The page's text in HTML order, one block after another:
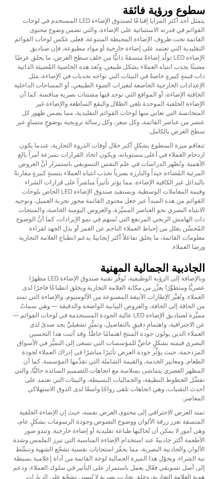
سطوع ورؤية فائقة
يتمثل أحد أكثر المزايا إقناعًا لصندوق الإضاءة LED المستخدم في لوحات
القوائم في قدرته الاستثنائية على الإضاءة، والتي تضمن وضوح محتوى
القائمة تحت ظروف الإضاءة المحيطة المتنوعة. فعلى عكس لوحات القوائم
التقليدية التي تعتمد على إضاءة خارجية أو مواد مطبوعة، فإن صناديق
الإضاءة LED تولّد إضاءةً متسقةً ذاتيًّا من خلف سطح العرض، ما يخلق عرضًا
مضيئًا يجذب انتباه العملاء بشكل طبيعي. وتُعد هذه الخاصية المُضيئة الذاتية
ذات قيمةٍ كبيرةٍ خاصةً في البيئات التي تواجه تحديات في الإضاءة، مثل
الإعدادات الخارجية الخاضعة لتغيرات الضوء الطبيعي، أو المساحات الداخلية
الخافتة الإضاءة، أو المواقع التي توجد فيها مشتتات بصرية منافسة. كما أن
الإضاءة الخلفية الموحدة تلغي الظلال والبقع الساطعة والإضاءة غير
المتجانسة التي تعاني منها لوحات القوائم التقليدية، مما يضمن ظهور كل
عنصر من عناصر القائمة، وكل سعر، وكل رسالة ترويجية بوضوحٍ متساوٍ عبر
سطح العرض بالكامل.
تتفاقم ميزة السطوع بشكلٍ أكبر خلال أوقات الذروة التجارية، عندما يكون
ازدحام العملاء في أعلى مستوياته، ويكون اتخاذ القرارات بسرعة أمراً بالغ
الأهمية. وتُظهر الدراسات في علم النفس التسويقي باستمرار أنَّ العروض
المرئية المُضاءة جيداً والبارزة بصرياً تجذب انتباه العملاء بنسبةٍ كبيرةٍ مقارنةً
بالبدائل غير الكافية الإضاءة، مما يؤثر تأثيراً مباشراً على قرارات الشراء
وقيمة المعاملات الوسطية. ويستفيد صندوق الإضاءة LED الخاص بلوحات
القوائم من هذه المبدأ عبر جعل محتوى القائمة محور تجربة العميل، وتوجيه
الانتباه البصري نحو العناصر المميَّزة، والعروض اليومية الخاصة، والمنتجات
ذات الهامش الربحي المرتفع التي تُسهم في نمو الإيرادات. كما أنَّ الوضوح
المُحسَّن يقلل من إحباط العملاء الناجم عن الغمز أو بذل الجهد لقراءة
معلومات القائمة، ما يخلق تفاعلاً أكثر إيجابيةً يدعم انطباع العلامة التجارية
ورضا العملاء.
الجاذبية الجمالية المهنية
وبالإضافة إلى الرؤية الوظيفية، تُوفِّر تقنية صندوق الإضاءة LED مظهرًا
عصريًّا ومتطوِّرًا يعزِّز من مكانة العلامة التجارية ويخلق انطباعًا فاخرًا لدى
العملاء. وتُعبِّر الإطارات الأنيقة المصنوعة من الألومنيوم، والإضاءة التي تمتد
من الحافة إلى الحافة، والعروض البيانية الواضحة والدقيقة — وهي سماتٌ
مميِّزة لصناديق الإضاءة LED عالية الجودة المستخدمة في لوحات القوائم —
عن الاحترافية، واهتمامٍ دقيقٍ بالتفاصيل، وتميُّزٍ تشغيليٍّ يجد صدىً لدى
العملاء الذين يولون جودة المنتج اهتمامًا خاصًّا. وقد أثبت هذا التحسين
البصري قيمته بشكلٍ خاصٍّ للمؤسسات التي تسعى إلى التميُّز في الأسواق
المزدحمة، حيث يؤثِّر جودة العرض تأثيرًا مباشرًا في إدراك العملاء لجودة
الطعام، ومعايير الخدمة، والقيمة الشاملة التي تقدِّمها المؤسسة. كما أن
المظهر العصري يتماشى بسلاسة مع اتجاهات التصميم السائدة حاليًّا، والتي
تفضِّل الخطوط النظيفة، والجماليات البسيطة، والبيئات التي تعتمد على
أحدث التقنيات، وهي اتجاهات تلقى رواجًا واسعًا لدى الذوق الاستهلاكي
المعاصر.
تمتد العرض الاحترافي إلى محتوى العرض نفسه، حيث إن الإضاءة الخلفية
المتسقة تعزز زرقة الألوان ووضوح النصوص وجودة الرسومات بشكلٍ عام،
وهي أمور لا يمكن أن تُحاكيها طباعة تقليدية أو إضاءة خارجية. وتبدو صور
الأطعمة أكثر جاذبيةً عند استخدام الإضاءة المناسبة التي تبرز الملمس وشدة
الألوان والجاذبية البصرية، مما يحفّز استجابات نفسية تشجّع الشهية وتنشّط
نية الشراء. ويحوّل هذا الميزة الجمالية لوحة القائمة من أداة إعلامية بسيطة
إلى أصل تسويقي فعّال يعمل باستمرار على التأثير في سلوك العملاء، ودعم
هوية العلامة التجارية، وخلق تجارب بصرية لا تُنسى تشجّع على الزيارات